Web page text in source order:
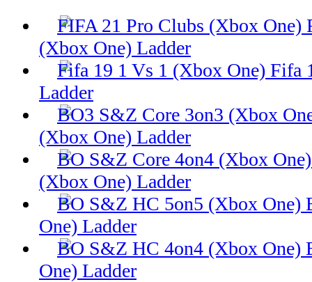
(Xbox One) Ladder
Fifa
Ladder
(Xbox One) Ladder
(Xbox One) Ladder
One) Ladder
One) Ladder